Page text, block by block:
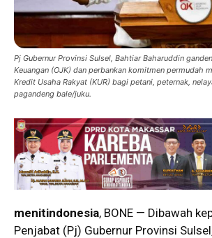
Pj Gubernur Provinsi Sulsel, Bahtiar Baharuddin
Keuangan (OJK) dan perbankan komitmen permudah
Kredit Usaha Rakyat (KUR) bagi petani, peternak,
pagandeng bale/juku.
menitindonesia, BONE — Dibawah
Penjabat (Pj) Gubernur Provinsi